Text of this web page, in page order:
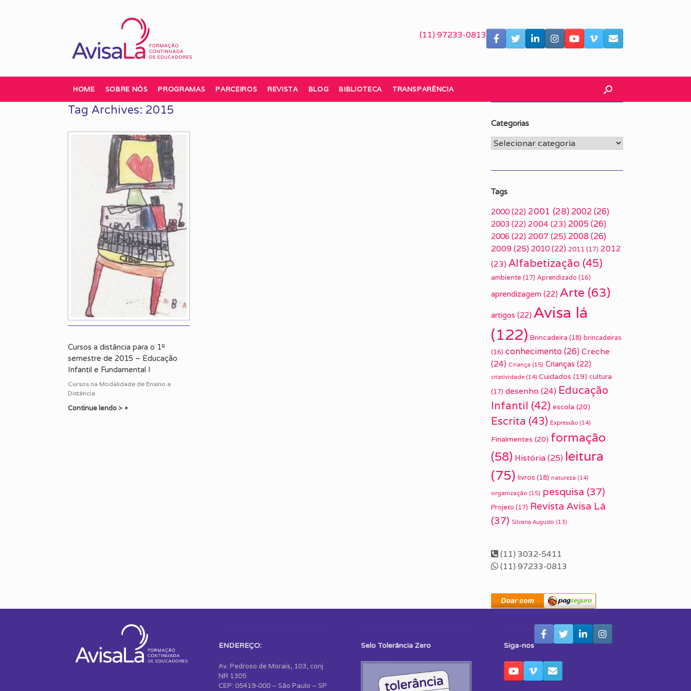
(11) 97233-0813
HOME SOBRE NÓS PROGRAMAS PARCEIROS REVISTA BLOG BIBLIOTECA TRANSPARÊNCIA
Tag Archives: 2015
Cursos a distância para o 1º
semestre de 2015 – Educação
Infantil e Fundamental I
Cursos na Modalidade de Ensino a
Distância
Continue lendo >
Categorias
Categorias
Tags
2000 (22) 2001 (28) 2002(26)
2003 (22) 2004 (23) 2005 (26)
2006 (22) 2007 (25) 2008(26)
2009(25) 2010 (22) 2011 (17) 2012
(23) Alfabetização (45)
ambiente (17) Aprendizado (16)
aprendizagem (22) Arte (63)
artigos (22) Avisa lá
(122) Brincadeira (18) brincadeiras
(16) conhecimento(26) Creche
(24) Criança (15) Crianças (22)
criatividade (14) Cuidados (19) cultura
(17) desenho (24) Educação
Infantil (42) escola (20)
Escrita (43) Expressão (14)
Finalmentes (20) formação
(58) História(25) leitura
(75) livros (18) natureza (14)
organização (15) pesquisa (37)
Projeto (17) Revista Avisa Lá
(37) Silvana Augusto (13)
(11) 3032-5411
(11) 97233-0813
ENDEREÇO:
Av. Pedroso de Morais, 103, conj
NR 1305
CEP: 05419-000 – São Paulo – SP
Selo Tolerância Zero Siga-nos